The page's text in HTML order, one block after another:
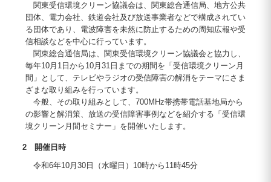
関東受信環境クリーン協議会は、関東総合通信局、地方公共
団体、電力会社、鉄道会社及び放送事業者などで構成されてい
る団体であり、電波障害を未然に防止するための周知広報や受
信相談などを中心に行っています。
関東総合通信局は、関東受信環境クリーン協議会と協力し、
毎年10月1日から10月31日までの期間を「受信環境クリーン月
間」として、テレビやラジオの受信障害の解消をテーマにさま
ざまな取り組みを行っています。
今般、その取り組みとして、700MHz帯携帯電話基地局から
の影響と解消策、放送の受信障害事例などを紹介する「受信環
境クリーン月間セミナー」を開催いたします。
2 開催日時
令和6年10月30日（水曜日）10時から11時45分